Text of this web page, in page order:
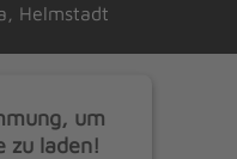
Helmstadt
um
zu laden!